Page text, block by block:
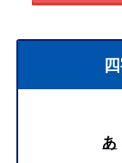
あ